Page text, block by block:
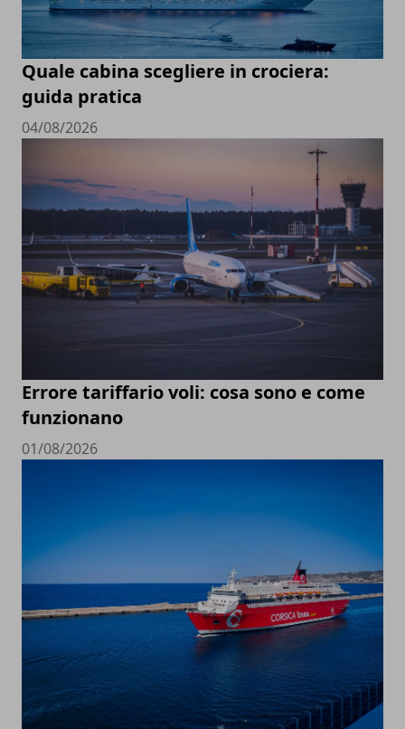
Quale cabina scegliere in crociera:
guida pratica
04/08/2026
Errore tariffario voli: cosa sono e come
funzionano
01/08/2026